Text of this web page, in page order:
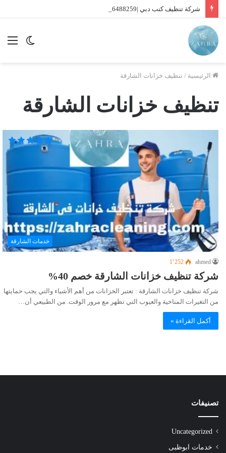
شركة تنظيف كنب دبي |01016488259| للايجار
الوضع
الرئيسية / تنظيف خزانات الشارقة
تنظيف خزانات الشارقة
خدمات الشارقة
ahmed 1٬252
شركة تنظيف خزانات الشارقة خصم 40%
شركة تنظيف خزانات الشارقة : تعتبر الخزانات من أهم الأشياء والتي يجب حمايتها
من التغيرات المناخية والعيوب التي تظهر مع مرور الوقت. من الطبيعي أن…
أكمل القراءة »
تصنيفات
Uncategorized
خدمات ابوظبى